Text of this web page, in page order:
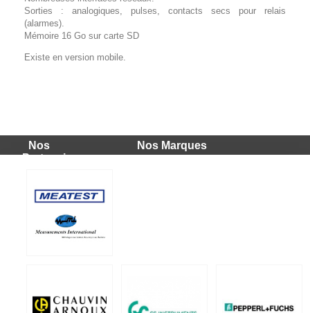
Sorties : analogiques, pulses, contacts secs pour relais
(alarmes).
Mémoire 16 Go sur carte SD
Existe en version mobile.
FA 510 / FA 515 Capteur de
Nos
Partenaires
Nos Marques